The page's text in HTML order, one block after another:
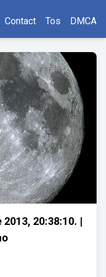
Contact Tos DMCA
|